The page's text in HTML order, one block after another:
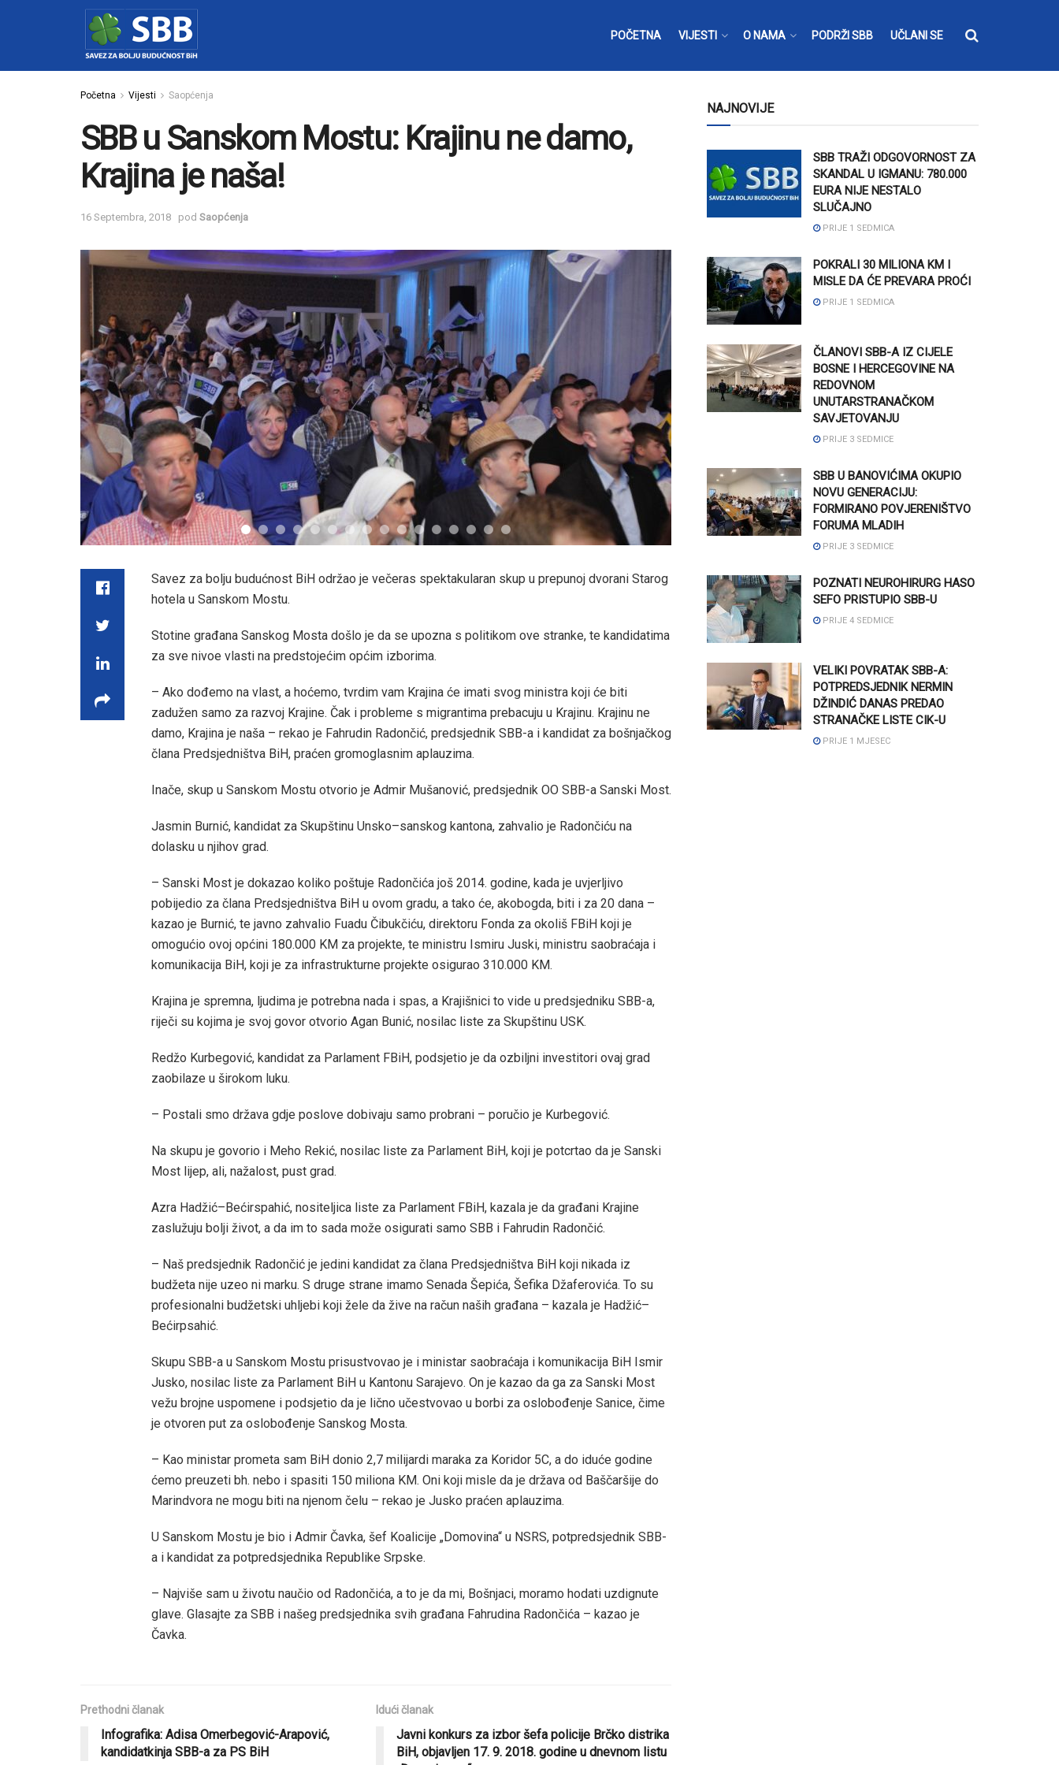
POČETNA VIJESTI O NAMA PODRŽI SBB UČLANI SE
Početna Vijesti Saopćenja
SBB u Sanskom Mostu: Krajinu ne damo,
Krajina je naša!
16 Septembra, 2018 pod Saopćenja
Savez za bolju budućnost BiH održao je večeras spektakularan skup u prepunoj dvorani Starog
hotela u Sanskom Mostu.
Stotine građana Sanskog Mosta došlo je da se upozna s politikom ove stranke, te kandidatima
za sve nivoe vlasti na predstojećim općim izborima.
– Ako dođemo na vlast, a hoćemo, tvrdim vam Krajina će imati svog ministra koji će biti
zadužen samo za razvoj Krajine. Čak i probleme s migrantima prebacuju u Krajinu. Krajinu ne
damo, Krajina je naša – rekao je Fahrudin Radončić, predsjednik SBB-a i kandidat za bošnjačkog
člana Predsjedništva BiH, praćen gromoglasnim aplauzima.
Inače, skup u Sanskom Mostu otvorio je Admir Mušanović, predsjednik OO SBB-a Sanski Most.
Jasmin Burnić, kandidat za Skupštinu Unsko–sanskog kantona, zahvalio je Radončiću na
dolasku u njihov grad.
– Sanski Most je dokazao koliko poštuje Radončića još 2014. godine, kada je uvjerljivo
pobijedio za člana Predsjedništva BiH u ovom gradu, a tako će, akobogda, biti i za 20 dana –
kazao je Burnić, te javno zahvalio Fuadu Čibukčiću, direktoru Fonda za okoliš FBiH koji je
omogućio ovoj općini 180.000 KM za projekte, te ministru Ismiru Juski, ministru saobraćaja i
komunikacija BiH, koji je za infrastrukturne projekte osigurao 310.000 KM.
Krajina je spremna, ljudima je potrebna nada i spas, a Krajišnici to vide u predsjedniku SBB-a,
riječi su kojima je svoj govor otvorio Agan Bunić, nosilac liste za Skupštinu USK.
Redžo Kurbegović, kandidat za Parlament FBiH, podsjetio je da ozbiljni investitori ovaj grad
zaobilaze u širokom luku.
– Postali smo država gdje poslove dobivaju samo probrani – poručio je Kurbegović.
Na skupu je govorio i Meho Rekić, nosilac liste za Parlament BiH, koji je potcrtao da je Sanski
Most lijep, ali, nažalost, pust grad.
Azra Hadžić–Bećirspahić, nositeljica liste za Parlament FBiH, kazala je da građani Krajine
zaslužuju bolji život, a da im to sada može osigurati samo SBB i Fahrudin Radončić.
– Naš predsjednik Radončić je jedini kandidat za člana Predsjedništva BiH koji nikada iz
budžeta nije uzeo ni marku. S druge strane imamo Senada Šepića, Šefika Džaferovića. To su
profesionalni budžetski uhljebi koji žele da žive na račun naših građana – kazala je Hadžić–
Bećirpsahić.
Skupu SBB-a u Sanskom Mostu prisustvovao je i ministar saobraćaja i komunikacija BiH Ismir
Jusko, nosilac liste za Parlament BiH u Kantonu Sarajevo. On je kazao da ga za Sanski Most
vežu brojne uspomene i podsjetio da je lično učestvovao u borbi za oslobođenje Sanice, čime
je otvoren put za oslobođenje Sanskog Mosta.
– Kao ministar prometa sam BiH donio 2,7 milijardi maraka za Koridor 5C, a do iduće godine
ćemo preuzeti bh. nebo i spasiti 150 miliona KM. Oni koji misle da je država od Baščaršije do
Marindvora ne mogu biti na njenom čelu – rekao je Jusko praćen aplauzima.
U Sanskom Mostu je bio i Admir Čavka, šef Koalicije „Domovina“ u NSRS, potpredsjednik SBB-
a i kandidat za potpredsjednika Republike Srpske.
– Najviše sam u životu naučio od Radončića, a to je da mi, Bošnjaci, moramo hodati uzdignute
glave. Glasajte za SBB i našeg predsjednika svih građana Fahrudina Radončića – kazao je
Čavka.
Prethodni članak
Infografika: Adisa Omerbegović-Arapović,
kandidatkinja SBB-a za PS BiH
Idući članak
Javni konkurs za izbor šefa policije Brčko distrika
BiH, objavljen 17. 9. 2018. godine u dnevnom listu
NAJNOVIJE
SBB TRAŽI ODGOVORNOST ZA
SKANDAL U IGMANU: 780.000
EURA NIJE NESTALO
SLUČAJNO
PRIJE 1 SEDMICA
POKRALI 30 MILIONA KM I
MISLE DA ĆE PREVARA PROĆI
PRIJE 1 SEDMICA
ČLANOVI SBB-A IZ CIJELE
BOSNE I HERCEGOVINE NA
REDOVNOM
UNUTARSTRANAČKOM
SAVJETOVANJU
PRIJE 3 SEDMICE
SBB U BANOVIĆIMA OKUPIO
NOVU GENERACIJU:
FORMIRANO POVJERENIŠTVO
FORUMA MLADIH
PRIJE 3 SEDMICE
POZNATI NEUROHIRURG HASO
SEFO PRISTUPIO SBB-U
PRIJE 4 SEDMICE
VELIKI POVRATAK SBB-A:
POTPREDSJEDNIK NERMIN
DŽINDIĆ DANAS PREDAO
STRANAČKE LISTE CIK-U
PRIJE 1 MJESEC